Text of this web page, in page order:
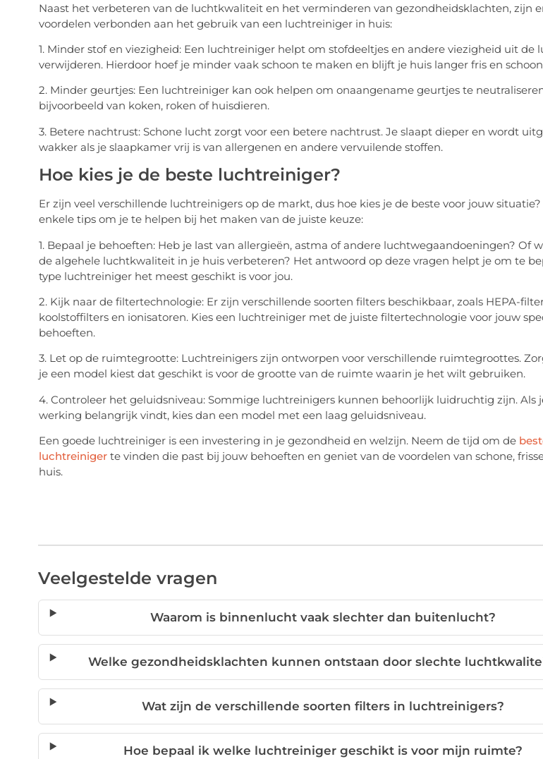
Naast het verbeteren van de luchtkwaliteit en het verminderen van gezondheidsklachten, zijn
voordelen verbonden aan het gebruik van een luchtreiniger in huis:
1. Minder stof en viezigheid: Een luchtreiniger helpt om stofdeeltjes en andere viezigheid uit de
verwijderen. Hierdoor hoef je minder vaak schoon te maken en blijft je huis langer fris en
2. Minder geurtjes: Een luchtreiniger kan ook helpen om onaangename geurtjes te
bijvoorbeeld van koken, roken of huisdieren.
3. Betere nachtrust: Schone lucht zorgt voor een betere nachtrust. Je slaapt dieper en wordt
wakker als je slaapkamer vrij is van allergenen en andere vervuilende stoffen.
Hoe kies je de beste luchtreiniger?
Er zijn veel verschillende luchtreinigers op de markt, dus hoe kies je de beste voor jouw
enkele tips om je te helpen bij het maken van de juiste keuze:
1. Bepaal je behoeften: Heb je last van allergieën, astma of andere luchtwegaandoeningen? Of
de algehele luchtkwaliteit in je huis verbeteren? Het antwoord op deze vragen helpt je om te
type luchtreiniger het meest geschikt is voor jou.
2. Kijk naar de filtertechnologie: Er zijn verschillende soorten filters beschikbaar, zoals HEPA-
koolstoffilters en ionisatoren. Kies een luchtreiniger met de juiste filtertechnologie voor jouw
behoeften.
3. Let op de ruimtegrootte: Luchtreinigers zijn ontworpen voor verschillende ruimtegroottes.
je een model kiest dat geschikt is voor de grootte van de ruimte waarin je het wilt gebruiken.
4. Controleer het geluidsniveau: Sommige luchtreinigers kunnen behoorlijk luidruchtig zijn. Als
werking belangrijk vindt, kies dan een model met een laag geluidsniveau.
Een goede luchtreiniger is een investering in je gezondheid en welzijn. Neem de tijd om de
luchtreinigerte vinden die past bij jouw behoeften en geniet van de voordelen van schone,
huis.
Veelgestelde vragen
Waarom is binnenlucht vaak slechter dan buitenlucht?
Welke gezondheidsklachten kunnen ontstaan door slechte
Wat zijn de verschillende soorten filters in luchtreinigers?
Hoe bepaal ik welke luchtreiniger geschikt is voor mijn ruimte?